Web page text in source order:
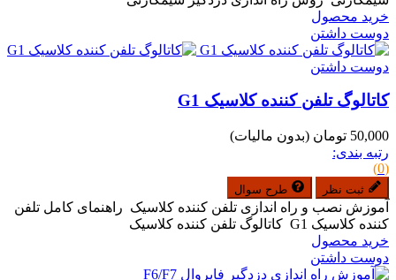
خرید محصول
دوست داشتن
دوست داشتن
کاتالوگ تلفن کننده کلاسیک G1
50,000 تومان
(بدون مالیات)
رتبه بندی:
(0)
ثبت نظر طرح سوال
آموزش نصب و راه اندازی تلفن کننده کلاسیک راهنمای کامل تلفن
کننده کلاسیک G1 کاتالوگ تلفن کننده کلاسیک
خرید محصول
دوست داشتن